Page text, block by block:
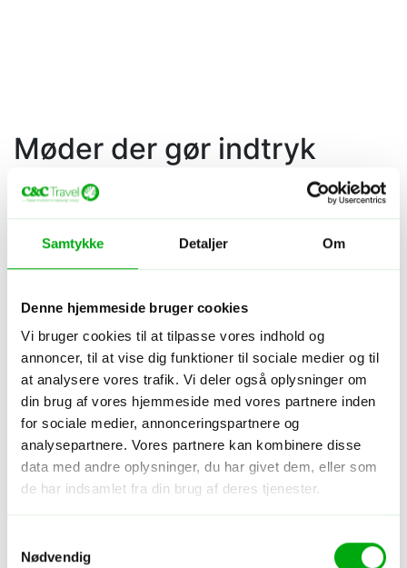
Samtykke Detaljer Om
Denne hjemmeside bruger cookies
Vi bruger cookies til at tilpasse vores indhold og
annoncer, til at vise dig funktioner til sociale medier og til
at analysere vores trafik. Vi deler også oplysninger om
din brug af vores hjemmeside med vores partnere inden
for sociale medier, annonceringspartnere og
analysepartnere. Vores partnere kan kombinere disse
data med andre oplysninger, du har givet dem, eller som
de har indsamlet fra din brug af deres tjenester.
Nødvendig
Møder der gør indtryk
Vi fik lov at kigge ind i folks huse. Det sætter virkelig
tingene i perspektiv at se, hvordan folk bor her. Jeg
kone på et sivgulv. Han mente ikke, at han kunne
passe en ged, selvom han altid havde ønsket sig en.
nok tage sig af – hun tog sig jo alligevel af ham – og
hans glade tandløse smil, ved udsigten til endelig at få
en ged, var virkelig hjerteligt. Han lovede at møde os
dagen efter og tage imod den – men han måtte nok
hellere huske sin stok.